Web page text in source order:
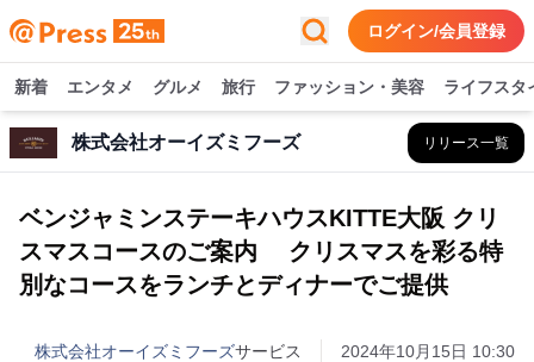
ログイン/会員登録
新着 エンタメ グルメ 旅行 ファッション・美容 ライフスタ
株式会社オーイズミフーズ リリース一覧
ベンジャミンステーキハウスKITTE大阪 クリ
スマスコースのご案内 クリスマスを彩る特
別なコースをランチとディナーでご提供
株式会社オーイズミフーズサービス 2024年10月15日 10:30